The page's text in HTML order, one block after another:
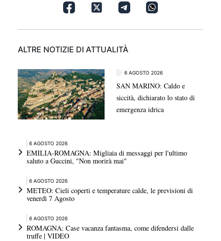
ALTRE NOTIZIE DI ATTUALITÀ
6 AGOSTO 2026
SAN MARINO: Caldo e
siccità, dichiarato lo stato di
emergenza idrica
6 AGOSTO 2026
EMILIA-ROMAGNA: Migliaia di messaggi per l'ultimo
saluto a Guccini, "Non morirà mai"
6 AGOSTO 2026
METEO: Cieli coperti e temperature calde, le previsioni di
venerdì 7 Agosto
6 AGOSTO 2026
ROMAGNA: Case vacanza fantasma, come difendersi dalle
truffe | VIDEO